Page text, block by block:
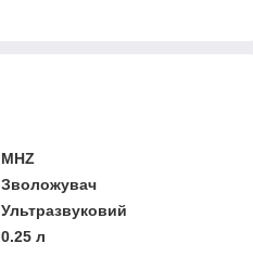
MHZ
Зволожувач
Ультразвуковий
0.25 л